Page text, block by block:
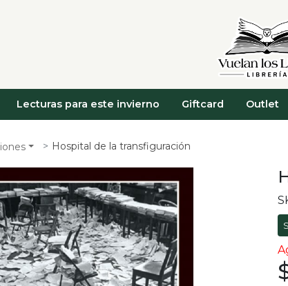
Lecturas para este invierno Giftcard Outlet
Hospital de la transfiguración